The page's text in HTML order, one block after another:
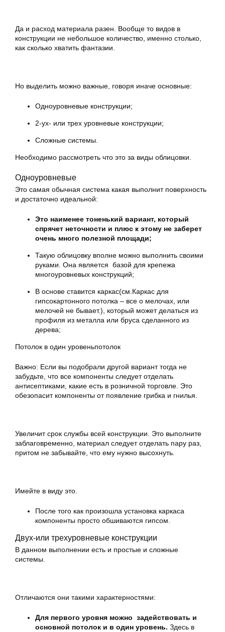
Да и расход материала разен. Вообще то видов в
конструкции не небольшое количество, именно столько,
как сколько хватить фантазии.
Но выделить можно важные, говоря иначе основные:
Одноуровневые конструкции;
2-ух- или трех уровневые конструкции;
Сложные системы.
Необходимо рассмотреть что это за виды облицовки.
Одноуровневые
Это самая обычная система какая выполнит поверхность
и достаточно идеальной:
Это наименее тоненький вариант, который
спрячет неточности и плюс к этому не заберет
очень много полезной площади;
Такую облицовку вполне можно выполнить своими
руками. Она является базой для крепежа
многоуровневых конструкций;
В основе ставится каркас(см.Каркас для
гипсокартонного потолка – все о мелочах, или
мелочей не бывает.), который может делаться из
профиля из металла или бруса сделанного из
дерева;
Потолок в один уровеньпотолок
Важно: Если вы подобрали другой вариант тогда не
забудьте, что все компоненты следует отделать
антисептиками, какие есть в розничной торговле. Это
обезопасит компоненты от появление грибка и гнилья.
Увеличит срок службы всей конструкции. Это выполните
заблаговременно, материал следует отделать пару раз,
притом не забывайте, что ему нужно высохнуть.
Имейте в виду это.
После того как произошла установка каркаса
компоненты просто обшиваются гипсом.
Двух-или трехуровневые конструкции
В данном выполнении есть и простые и сложные
системы.
Отличаются они такими характерностями:
Для первого уровня можно задействовать и
основной потолок и в один уровень. Здесь в